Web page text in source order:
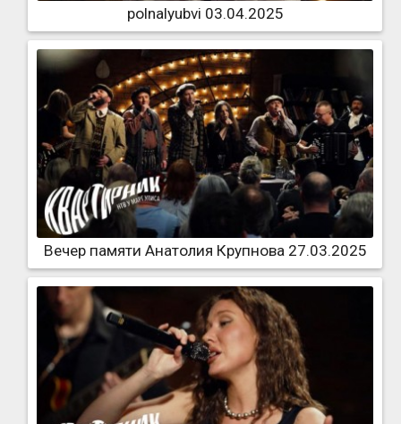
polnalyubvi 03.04.2025
Вечер памяти Анатолия Крупнова 27.03.2025